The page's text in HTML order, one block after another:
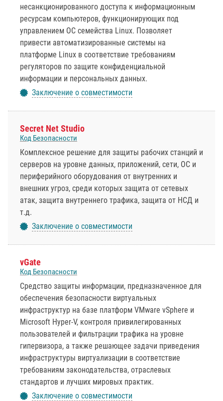
несанкционированного доступа к информационным
ресурсам компьютеров, функционирующих под
управлением ОС семейства Linux. Позволяет
привести автоматизированные системы на
платформе Linux в соответствие требованиям
регуляторов по защите конфиденциальной
информации и персональных данных.
Заключение о совместимости
Secret Net Studio
Код Безопасности
Комплексное решение для защиты рабочих станций и
серверов на уровне данных, приложений, сети, ОС и
периферийного оборудования от внутренних и
внешних угроз, среди которых защита от сетевых
атак, защита внутреннего трафика, защита от НСД и
т.д.
Заключение о совместимости
vGate
Код Безопасности
Средство защиты информации, предназначенное для
обеспечения безопасности виртуальных
инфраструктур на базе платформ VMware vSphere и
Microsoft Hyper-V, контроля привилегированных
пользователей и фильтрации трафика на уровне
гипервизора, а также решающее задачи приведения
инфраструктуры виртуализации в соответствие
требованиям законодательства, отраслевых
стандартов и лучших мировых практик.
Заключение о совместимости